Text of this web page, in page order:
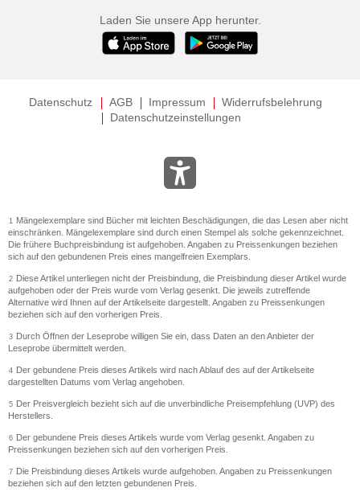
Laden Sie unsere App herunter.
Datenschutz AGB Impressum
Widerrufsbelehrung
Datenschutzeinstellungen
1
Mängelexemplare sind Bücher mit leichten Beschädigungen, die das Lesen aber nicht
einschränken. Mängelexemplare sind durch einen Stempel als solche gekennzeichnet.
Die frühere Buchpreisbindung ist aufgehoben. Angaben zu Preissenkungen beziehen
sich auf den gebundenen Preis eines mangelfreien Exemplars.
2 Diese Artikel unterliegen nicht der Preisbindung, die Preisbindung dieser Artikel wurde
aufgehoben oder der Preis wurde vom Verlag gesenkt. Die jeweils zutreffende
Alternative wird Ihnen auf der Artikelseite dargestellt. Angaben zu Preissenkungen
beziehen sich auf den vorherigen Preis.
3 Durch Öffnen der Leseprobe willigen Sie ein, dass Daten an den Anbieter der
Leseprobe übermittelt werden.
4 Der gebundene Preis dieses Artikels wird nach Ablauf des auf der Artikelseite
dargestellten Datums vom Verlag angehoben.
5 Der Preisvergleich bezieht sich auf die unverbindliche Preisempfehlung (UVP) des
Herstellers.
6 Der gebundene Preis dieses Artikels wurde vom Verlag gesenkt. Angaben zu
Preissenkungen beziehen sich auf den vorherigen Preis.
7 Die Preisbindung dieses Artikels wurde aufgehoben. Angaben zu Preissenkungen
beziehen sich auf den letzten gebundenen Preis.